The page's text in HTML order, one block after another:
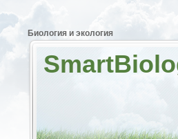
Биология и экология